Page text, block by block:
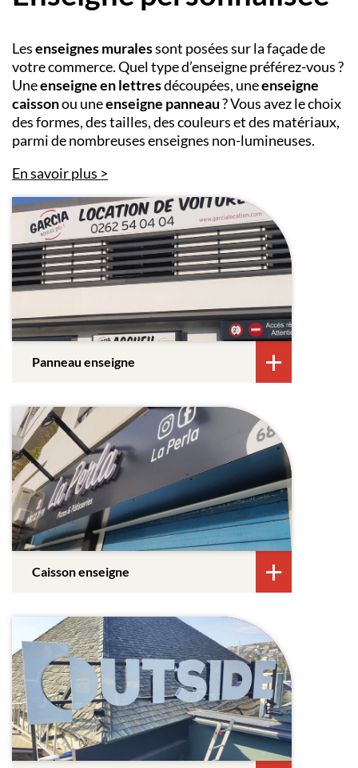
Lesenseignes muralessont posées sur la façade de
votre commerce. Quel type d’enseigne préférez-vous ?
Uneenseigne en lettresdécoupées, uneenseigne
caissonou uneenseigne panneau? Vous avez le choix
des formes, des tailles, des couleurs et des matériaux,
parmi de nombreuses enseignes non-lumineuses.
En savoir plus
Panneau enseigne
Caisson enseigne